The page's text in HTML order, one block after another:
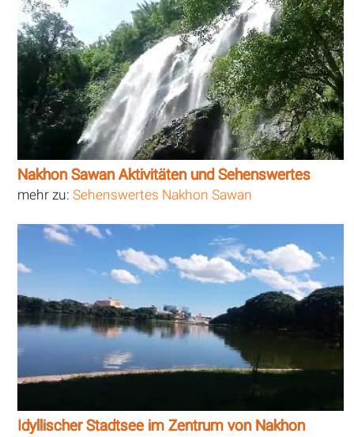
Nakhon Sawan Aktivitäten und Sehenswertes
mehr zu:Sehenswertes Nakhon Sawan
Idyllischer Stadtsee im Zentrum von Nakhon